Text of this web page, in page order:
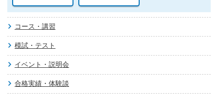
コース・講習
模試・テスト
イベント・説明会
合格実績・体験談